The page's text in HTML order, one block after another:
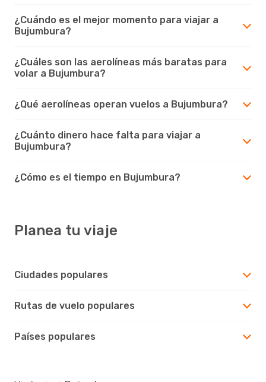
¿Cuándo es el mejor momento para viajar a
Bujumbura?
¿Cuáles son las aerolíneas más baratas para
volar a Bujumbura?
¿Qué aerolíneas operan vuelos a Bujumbura?
¿Cuánto dinero hace falta para viajar a
Bujumbura?
¿Cómo es el tiempo en Bujumbura?
Planea tu viaje
Ciudades populares
Rutas de vuelo populares
Países populares